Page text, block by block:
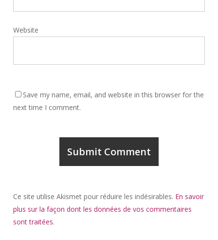
Website
Save my name, email, and website in this browser for the
next time I comment.
Ce site utilise Akismet pour réduire les indésirables. En savoir
plus sur la façon dont les données de vos commentaires
sont traitées.